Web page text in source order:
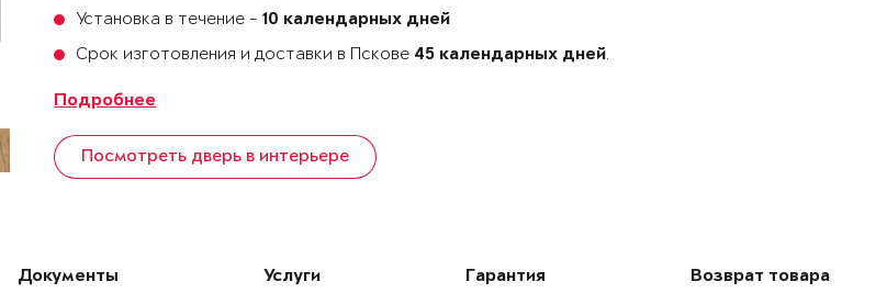
Установка в течение -10 календарных дней
Срок изготовления и доставки в Пскове 45 календарных дней.
Подробнее
Посмотреть дверь в интерьере
Документы Услуги Гарантия Возврат товара